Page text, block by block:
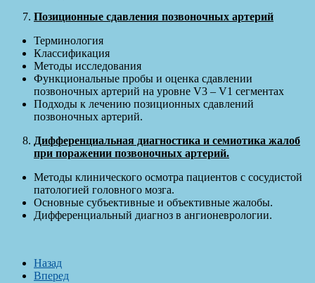
Позиционные сдавления позвоночных артерий
Терминология
Классификация
Методы исследования
Функциональные пробы и оценка сдавлении
позвоночных артерий на уровне V3 – V1 сегментах
Подходы к лечению позиционных сдавлений
позвоночных артерий.
Дифференциальная диагностика и семиотика жалоб
при поражении позвоночных артерий.
Методы клинического осмотра пациентов с сосудистой
патологией головного мозга.
Основные субъективные и объективные жалобы.
Дифференциальный диагноз в ангионеврологии.
Назад
Вперед